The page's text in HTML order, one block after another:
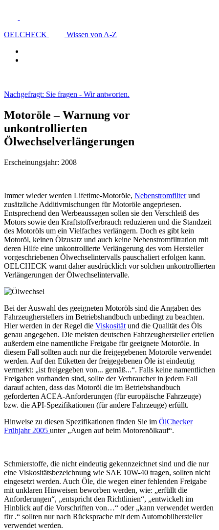
OELCHECK Wissen von A-Z
Nachgefragt: Sie fragen - Wir antworten.
Motoröle – Warnung vor
unkontrollierten
Ölwechselverlängerungen
Erscheinungsjahr: 2008
Immer wieder werden Lifetime-Motoröle, Nebenstromfilterund
zusätzliche Additivmischungen für Motoröle angepriesen.
Entsprechend den Werbeaussagen sollen sie den Verschleiß des
Motors sowie den Kraftstoffverbrauch reduzieren und die Standzeit
des Motoröls um ein Vielfaches verlängern. Doch es gibt kein
Motoröl, keinen Ölzusatz und auch keine Nebenstromfiltration mit
deren Hilfe eine unkontrollierte Verlängerung des vom Hersteller
vorgeschriebenen Ölwechselintervalls pauschaliert erfolgen kann.
OELCHECK warnt daher ausdrücklich vor solchen unkontrollierten
Verlängerungen der Ölwechselintervalle.
Bei der Auswahl des geeigneten Motoröls sind die Angaben des
Fahrzeugherstellers im Betriebshandbuch unbedingt zu beachten.
Hier werden in der Regel die Viskosität und die Qualität des Öls
genau angegeben. Die meisten deutschen Fahrzeughersteller erteilen
außerdem eine namentliche Freigabe für geeignete Motoröle. In
diesem Fall sollten auch nur die freigegebenen Motoröle verwendet
werden. Auf den Etiketten der freigegebenen Öle ist eindeutig
vermerkt: „ist freigegeben von... gemäß...“. Falls keine namentlichen
Freigaben vorhanden sind, sollte der Verbraucher in jedem Fall
darauf achten, dass das Motoröl die im Betriebshandbuch
geforderten ACEA-Anforderungen (für europäische Fahrzeuge)
bzw. die API-Spezifikationen (für andere Fahrzeuge) erfüllt.
Hinweise zu diesen Spezifikationen finden Sie im ÖlChecker
Frühjahr 2005 unter „Augen auf beim Motorenölkauf“.
Schmierstoffe, die nicht eindeutig gekennzeichnet sind und die nur
eine Viskositätsbezeichnung wie SAE 10W-40 tragen, sollten nicht
eingesetzt werden. Auch Öle, die wegen einer fehlenden Freigabe
mit unklaren Hinweisen beworben werden, wie: „erfüllt die
Anforderungen“, „entspricht den Richtlinien“, „entwickelt im
Hinblick auf die Vorschriften von…“ oder „kann verwendet werden
für .“ sollten nur nach Rücksprache mit dem Automobilhersteller
verwendet werden.